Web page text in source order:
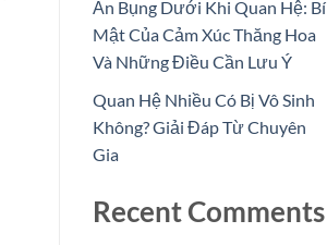
Ấn Bụng Dưới Khi Quan Hệ: Bí
Mật Của Cảm Xúc Thăng Hoa
Và Những Điều Cần Lưu Ý
Quan Hệ Nhiều Có Bị Vô Sinh
Không? Giải Đáp Từ Chuyên
Gia
Recent Comments